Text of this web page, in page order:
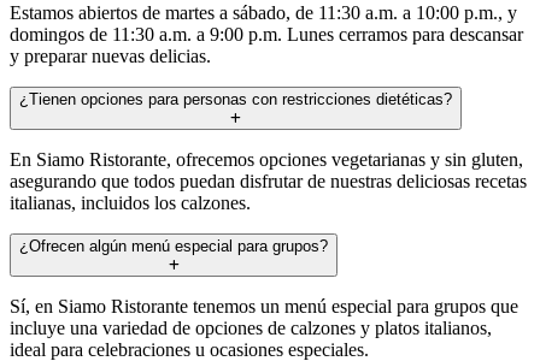
Estamos abiertos de martes a sábado, de 11:30 a.m. a 10:00 p.m., y
domingos de 11:30 a.m. a 9:00 p.m. Lunes cerramos para descansar
y preparar nuevas delicias.
¿Tienen opciones para personas con restricciones dietéticas?
En Siamo Ristorante, ofrecemos opciones vegetarianas y sin gluten,
asegurando que todos puedan disfrutar de nuestras deliciosas recetas
italianas, incluidos los calzones.
¿Ofrecen algún menú especial para grupos?
Sí, en Siamo Ristorante tenemos un menú especial para grupos que
incluye una variedad de opciones de calzones y platos italianos,
ideal para celebraciones u ocasiones especiales.